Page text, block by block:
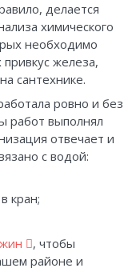
делается
химического
необходимо
железа,
сантехнике.
ровно и без
работ выполнял
отвечает и
с водой:
кран;
, чтобы
районе и